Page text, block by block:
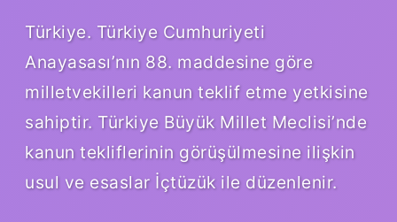
Türkiye. Türkiye Cumhuriyeti
Anayasası’nın 88. maddesine göre
milletvekilleri kanun teklif etme yetkisine
sahiptir. Türkiye Büyük Millet Meclisi’nde
kanun tekliflerinin görüşülmesine ilişkin
usul ve esaslar İçtüzük ile düzenlenir.